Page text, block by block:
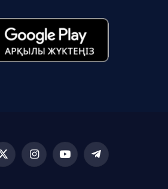
X
InstagramYouTubeTelegram